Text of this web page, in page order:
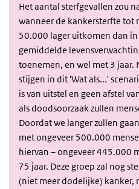
Het aantal sterfgevallen zou
wanneer de kankersterfte tot
50.000 lager uitkomen dan
gemiddelde
toenemen, en wel met 3 jaar.
stijgen in dit 'Wat als...'
is van uitstel en geen afstel
als doodsoorzaak zullen
Doordat we langer zullen
met ongeveer 500.000
hiervan – ongeveer 445.000
75 jaar. Deze groep zal nog
(niet meer dodelijke) kanker,